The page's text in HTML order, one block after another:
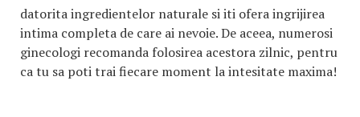
datorita ingredientelor naturale si iti ofera ingrijirea
intima completa de care ai nevoie. De aceea, numerosi
ginecologi recomanda folosirea acestora zilnic, pentru
ca tu sa poti trai fiecare moment la intesitate maxima!